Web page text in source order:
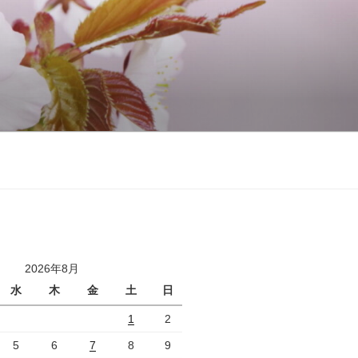
2026年8月
水
木 金 土 日
1 2
5 6 7 8 9